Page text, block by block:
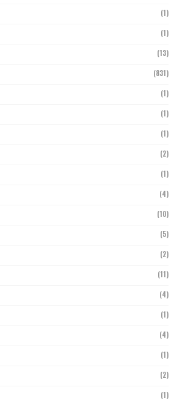
(1)
(1)
(13)
(831)
(1)
(1)
(1)
(2)
(1)
(4)
(10)
(5)
(2)
(11)
(4)
(1)
(4)
(1)
(2)
(1)